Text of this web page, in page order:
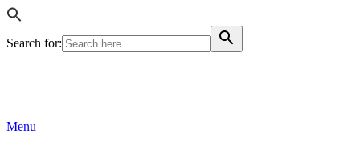
Search for:
Menu